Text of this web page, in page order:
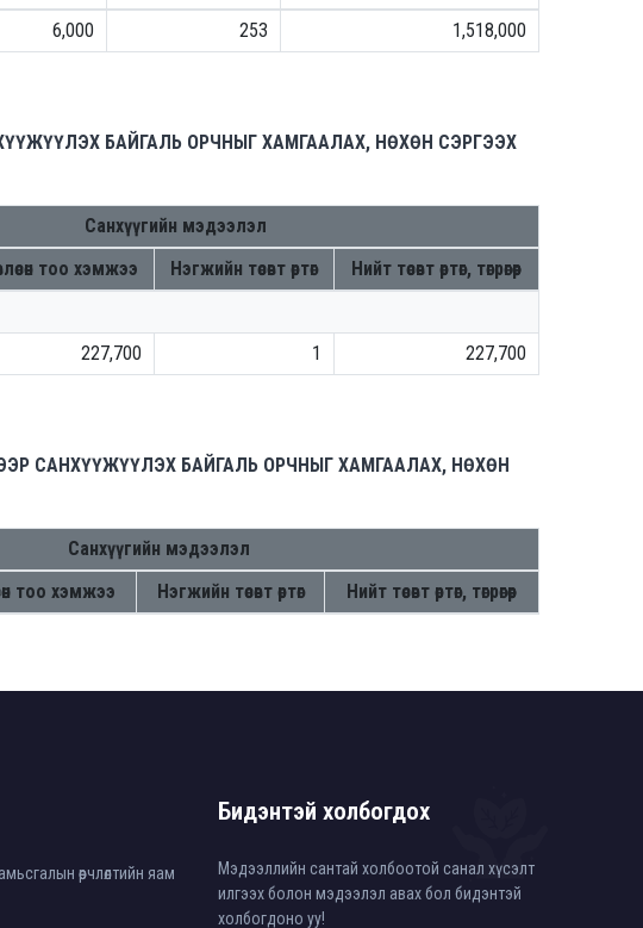
6,000 253 1,518,000
БАЙГАЛЬ ОРЧНЫГ ХАМГААЛАХ, НӨХӨН СЭРГЭЭХ
Санхүүгийн мэдээлэл
тоо хэмжээ Нэгжийн төсөвт өртөг
Нийт төсөвт өртөг, төгрөгөөр
227,700 1 227,700
САНХҮҮЖҮҮЛЭХ БАЙГАЛЬ ОРЧНЫГ ХАМГААЛАХ, НӨХӨН
Санхүүгийн мэдээлэл
тоо хэмжээ Нэгжийн төсөвт өртөг Нийт төсөвт өртөг, төгрөгөөр
өөрчлөлтийн яам
Бидэнтэй холбогдох
Мэдээллийн сантай холбоотой санал хүсэлт
илгээх болон мэдээлэл авах бол бидэнтэй
холбогдоно уу!